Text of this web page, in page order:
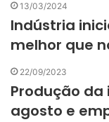
13/03/2024
Indústria
melhor que
22/09/2023
Produção
agosto e